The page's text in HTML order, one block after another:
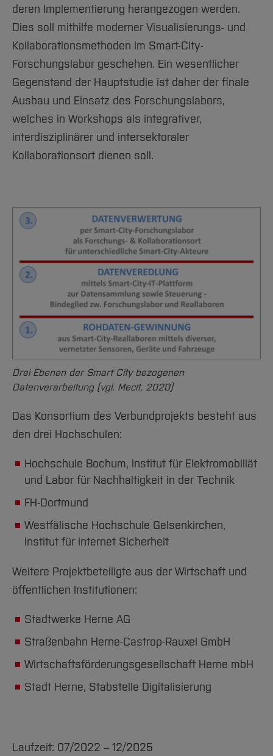
deren Implementierung herangezogen werden.
Dies soll mithilfe moderner Visualisierungs- und
Kollaborationsmethoden im Smart-City-
Forschungslabor geschehen. Ein wesentlicher
Gegenstand der Hauptstudie ist daher der finale
Ausbau und Einsatz des Forschungslabors,
welches in Workshops als integrativer,
interdisziplinärer und intersektoraler
Kollaborationsort dienen soll.
Drei Ebenen der Smart City bezogenen
Datenverarbeitung (vgl. Mecit, 2020)
Das Konsortium des Verbundprojekts besteht aus
den drei Hochschulen:
Hochschule Bochum, Institut für Elektromobiliät
und Labor für Nachhaltigkeit in der Technik
FH-Dortmund
Westfälische Hochschule Gelsenkirchen,
Institut für Internet Sicherheit
Weitere Projektbeteiligte aus der Wirtschaft und
öffentlichen Institutionen:
Stadtwerke Herne AG
Straßenbahn Herne-Castrop-Rauxel GmbH
Wirtschaftsförderungsgesellschaft Herne mbH
Stadt Herne, Stabstelle Digitalisierung
Laufzeit: 07/2022 – 12/2025